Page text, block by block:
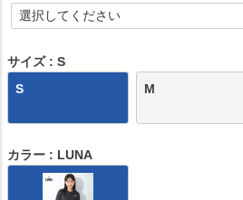
(
サイズ
S
S
M
カラー LUNA